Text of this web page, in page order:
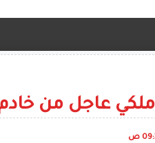
عاجل من خادم